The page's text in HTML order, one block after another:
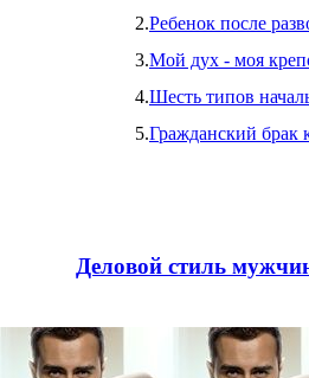
2.Ребенок после
3.Мой дух - моя
4.Шесть типов
5.Гражданский брак
Деловой стиль